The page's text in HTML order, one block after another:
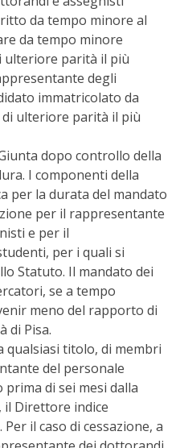
da tempo minore al
da tempo minore
ulteriore parità il più
degli
immatricolato da
ulteriore parità il più
dopo controllo della
I componenti della
per la durata del mandato
per il rappresentante
e per il
per i quali si
Statuto. Il mandato dei
se a tempo
meno del rapporto di
di Pisa.
qualsiasi titolo, di membri
del personale
di sei mesi dalla
il Direttore indice
il caso di cessazione, a